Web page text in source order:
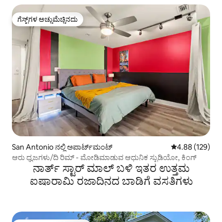
ಗೆಸ್ಟ್‌ಗಳ ಅಚ್ಚುಮೆಚ್ಚಿನದು
ಗೆಸ್ಟ್‌ಗಳ ಅಚ್ಚುಮೆಚ್ಚಿನದು
San Antonio ನಲ್ಲಿ ಅಪಾರ್ಟ್‌ಮಂಟ್ 5 ರಲ್ಲಿ 4.88
4.88 (129)
ಆರು ಧ್ವಜಗಳು/ದಿ ರಿಮ್ - ಮೋಡಿಮಾಡುವ ಆಧುನಿಕ ಸ್ಟುಡಿಯೋ, ಕಿಂಗ್
ನಾರ್ತ್ ಸ್ಟಾರ್ ಮಾಲ್ ಬಳಿ ಇತರ ಉತ್ತಮ
ಐಷಾರಾಮಿ ರಜಾದಿನದ ಬಾಡಿಗೆ ವಸತಿಗಳು